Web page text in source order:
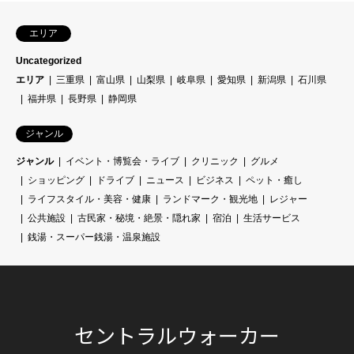
エリア
Uncategorized
エリア
三重県 富山県 山梨県 岐阜県 愛知県 新潟県
石川県
福井県
長野県 静岡県
ジャンル
ジャンル イベント・博覧会・ライブ クリニック
グルメ
ショッピング
ドライブ ニュース ビジネス
ペット・癒し
ライフスタイル・美容・健康
ランドマーク・観光地
レジャー
公共施設
古民家・秘境・絶景・隠れ家 宿泊
生活サービス
銭湯・スーパー銭湯・温泉施設
セントラルウォーカー